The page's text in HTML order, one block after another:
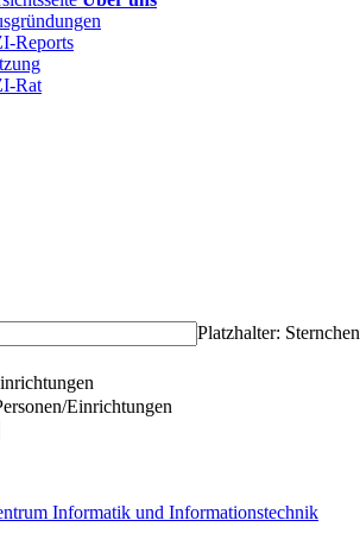
Reports
Rat
Platzhalter:
Einrichtungen
Informatik und Informationstechnik